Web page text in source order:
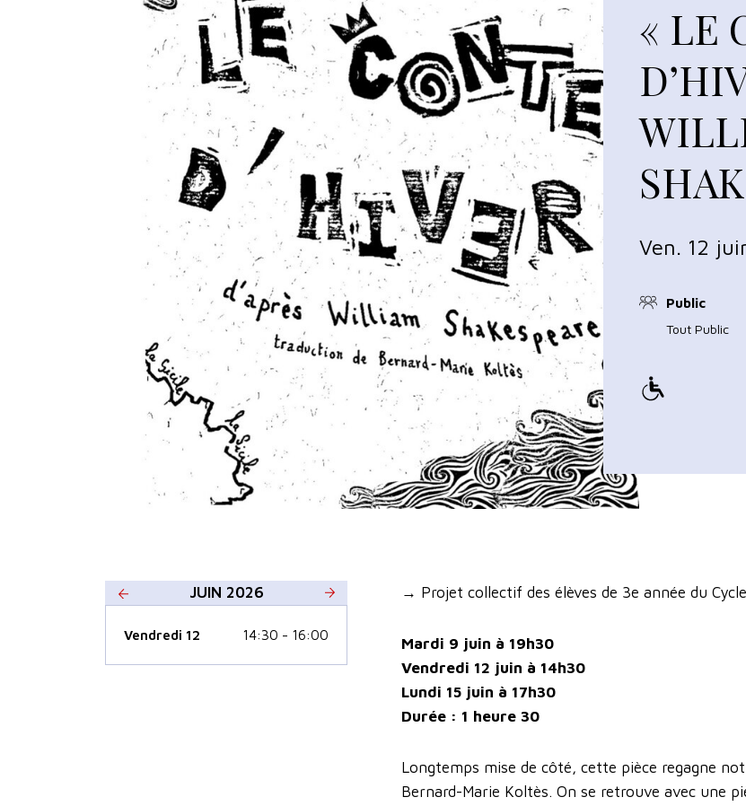
« LE
Ven. 12
Public
Tout Public
JUIN 2026
Vendredi 12 14:30 - 16:00
→ Projet collectif des élèves de 3e année du
Mardi 9 juin à 19h30
Vendredi 12 juin à 14h30
Lundi 15 juin à 17h30
Durée : 1 heure 30
Longtemps mise de côté, cette pièce regagne
Bernard-Marie Koltès. On se retrouve avec une